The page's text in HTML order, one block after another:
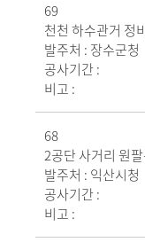
69
천천 하수관거 정
발주처 : 장수군청
공사기간 :
비고 :
68
2공단 사거리 원
발주처 : 익산시청
공사기간 :
비고 :